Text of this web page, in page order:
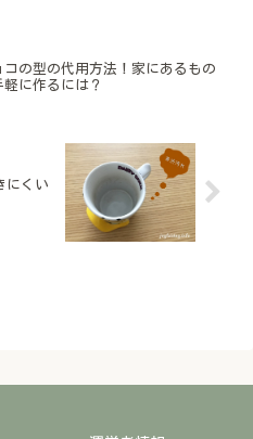
コの型の代用方法！家にあるもの
軽に作るには？
にくい